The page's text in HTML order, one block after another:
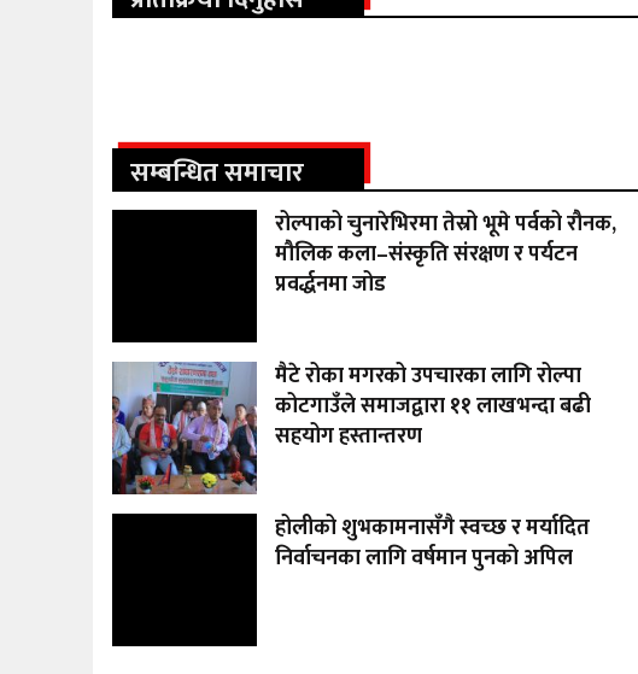
सम्बन्धित समाचार
रोल्पाको चुनारेभिरमा तेस्रो भूमे पर्वको रौनक,
मौलिक कला–संस्कृति संरक्षण र पर्यटन
प्रवर्द्धनमा जोड
मैटे रोका मगरको उपचारका लागि रोल्पा
कोटगाउँले समाजद्वारा ११ लाखभन्दा बढी
सहयोग हस्तान्तरण
होलीको शुभकामनासँगै स्वच्छ र मर्यादित
निर्वाचनका लागि वर्षमान पुनको अपिल